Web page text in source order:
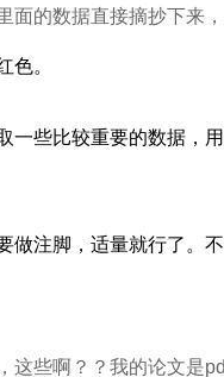
面的数据直接摘抄下来
色。
一些比较重要的数据，
做注脚，适量就行了。
这些啊？？我的论文是